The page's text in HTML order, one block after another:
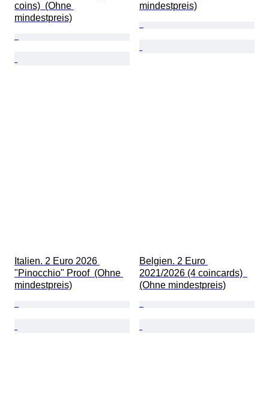
coins)  (Ohne
mindestpreis)
mindestpreis)
Italien. 2 Euro 2026
"Pinocchio" Proof  (Ohne
mindestpreis)
Belgien. 2 Euro
2021/2026 (4 coincards)
(Ohne mindestpreis)